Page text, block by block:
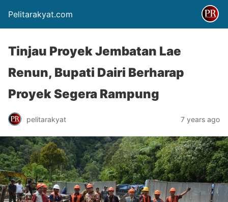
Pelitarakyat.com
Tinjau Proyek Jembatan Lae
Renun, Bupati Dairi Berharap
Proyek Segera Rampung
pelitarakyat 7 years ago